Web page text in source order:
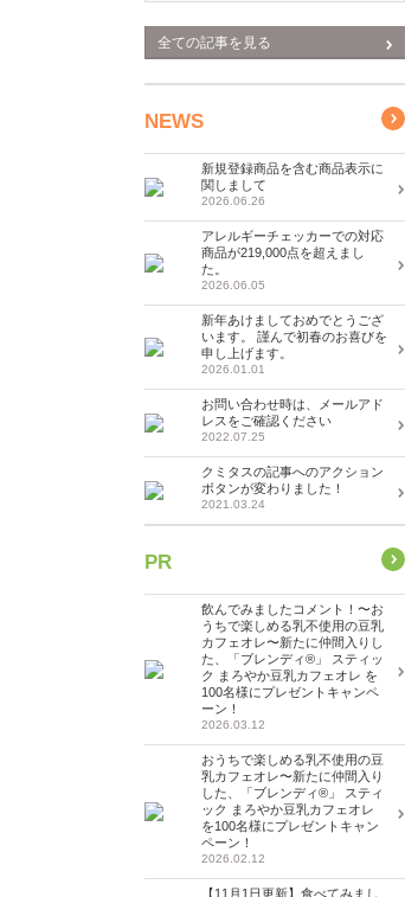
全ての記事を見る
NEWS
新規登録商品を含む商品表示に
関しまして
2026.06.26
アレルギーチェッカーでの対応
商品が219,000点を超えまし
た。
2026.06.05
新年あけましておめでとうござ
います。 謹んで初春のお喜びを
申し上げます。
2026.01.01
お問い合わせ時は、メールアド
レスをご確認ください
2022.07.25
クミタスの記事へのアクション
ボタンが変わりました！
2021.03.24
PR
飲んでみましたコメント！〜お
うちで楽しめる乳不使用の豆乳
カフェオレ〜新たに仲間入りし
た、「ブレンディ®」 スティッ
ク まろやか豆乳カフェオレ を
100名様にプレゼントキャンペ
ーン！
2026.03.12
おうちで楽しめる乳不使用の豆
乳カフェオレ〜新たに仲間入り
した、「ブレンディ®」 スティ
ック まろやか豆乳カフェオレ
を100名様にプレゼントキャン
ペーン！
2026.02.12
【11月1日更新】食べてみまし